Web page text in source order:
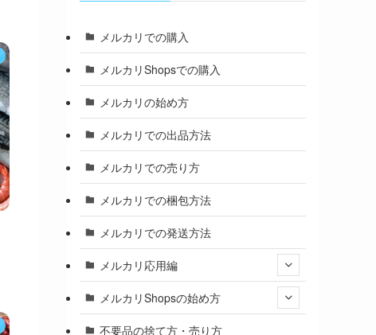
メルカリでの購入
メルカリShopsでの購入
メルカリの始め方
メルカリでの出品方法
メルカリでの売り方
メルカリでの梱包方法
メルカリでの発送方法
メルカリ応用編
メルカリShopsの始め方
不要品の捨て方・売り方